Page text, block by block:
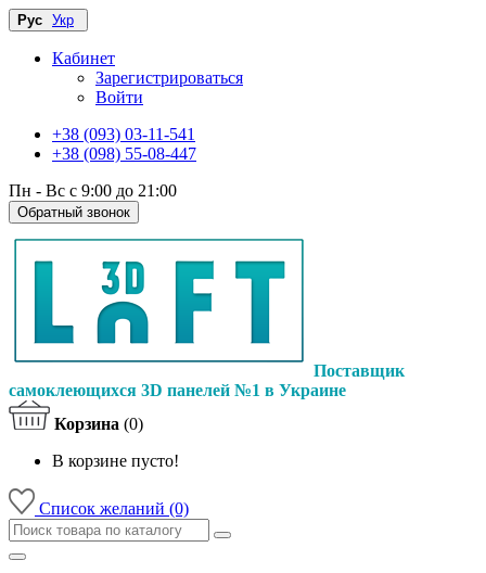
Рус Укр
Кабинет
Зарегистрироваться
Войти
+38 (093) 03-11-541
+38 (098) 55-08-447
Пн - Вс с 9:00 до 21:00
Обратный звонок
Поставщик
самоклеющихся 3D панелей №1 в Украине
Корзина (0)
В корзине пусто!
Список желаний (0)